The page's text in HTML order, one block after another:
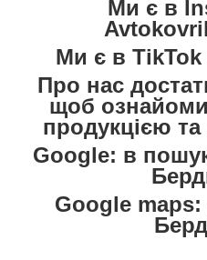
Ми є в
Ми є в
Про нас
щоб
продукцією
Google: в
Google